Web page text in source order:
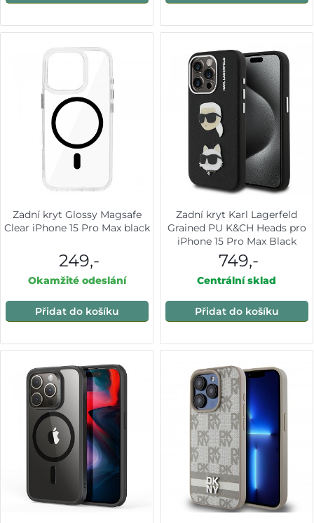
Zadní kryt Glossy Magsafe
Clear iPhone 15 Pro Max black
249,-
Okamžité odeslání
Přidat do košíku
Zadní kryt Karl Lagerfeld
Grained PU K&CH Heads pro
iPhone 15 Pro Max Black
749,-
Centrální sklad
Přidat do košíku